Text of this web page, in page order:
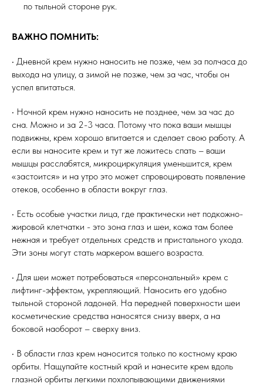
по тыльной стороне рук.
ВАЖНО ПОМНИТЬ:
• Дневной крем нужно наносить не позже, чем за полчаса до
выхода на улицу, а зимой не позже, чем за час, чтобы он
успел впитаться.
• Ночной крем нужно наносить не позднее, чем за час до
сна. Можно и за 2-3 часа. Потому что пока ваши мышцы
подвижны, крем хорошо впитается и сделает свою работу. А
если вы наносите крем и тут же ложитесь спать – ваши
мышцы расслабятся, микроциркуляция уменьшится, крем
«застоится» и на утро это может спровоцировать появление
отеков, особенно в области вокруг глаз.
• Есть особые участки лица, где практически нет подкожно-
жировой клетчатки - это зона глаз и шеи, кожа там более
нежная и требует отдельных средств и пристального ухода.
Эти зоны могут стать маркером вашего возраста.
• Для шеи может потребоваться «персональный» крем с
лифтинг-эффектом, укрепляющий. Наносить его удобно
тыльной стороной ладоней. На передней поверхности шеи
косметические средства наносятся снизу вверх, а на
боковой наоборот – сверху вниз.
• В области глаз крем наносится только по костному краю
орбиты. Нащупайте костный край и нанесите крем вдоль
глазной орбиты легкими похлопывающими движениями